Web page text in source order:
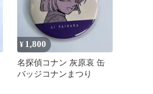
¥ 1,800
名探偵コナン 灰原哀 缶
バッジコナンまつり